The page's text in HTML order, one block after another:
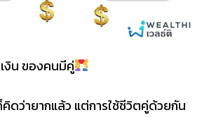
งิน ของคนมีคู่
คิดว่ายากแล้ว แต่การใช้ชีวิตคู่ด้วยกัน